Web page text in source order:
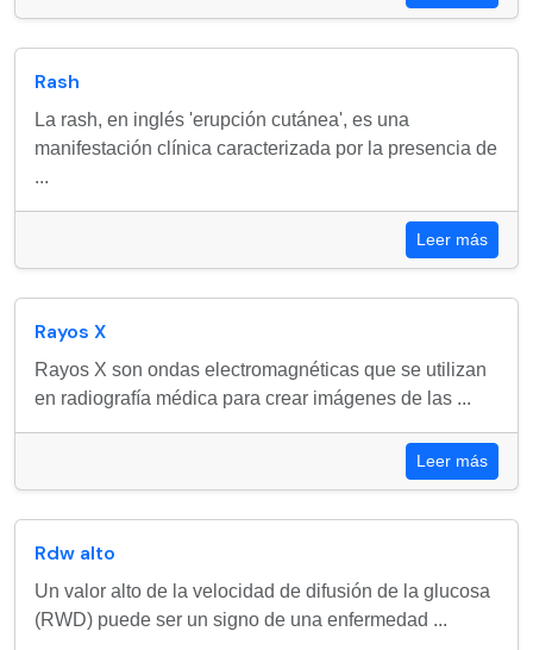
Rash
La rash, en inglés 'erupción cutánea', es una
manifestación clínica caracterizada por la presencia de
...
Leer más
Rayos X
Rayos X son ondas electromagnéticas que se utilizan
en radiografía médica para crear imágenes de las ...
Leer más
Rdw alto
Un valor alto de la velocidad de difusión de la glucosa
(RWD) puede ser un signo de una enfermedad ...